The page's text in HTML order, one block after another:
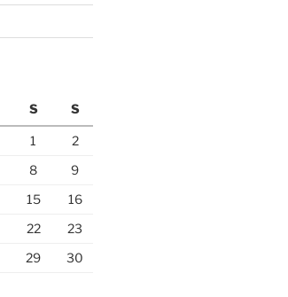
S S
1
2
8
9
15
16
22
23
29
30